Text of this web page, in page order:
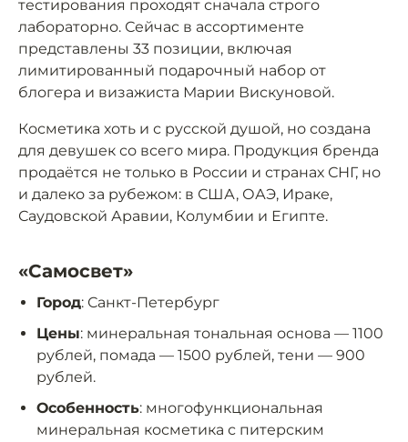
тестирования проходят сначала строго
лабораторно. Сейчас в ассортименте
представлены 33 позиции, включая
лимитированный подарочный набор от
блогера и визажиста Марии Вискуновой.
Косметика хоть и с русской душой, но создана
для девушек со всего мира. Продукция бренда
продаётся не только в России и странах СНГ, но
и далеко за рубежом: в США, ОАЭ, Ираке,
Саудовской Аравии, Колумбии и Египте.
«Самосвет»
Город: Санкт-Петербург
Цены: минеральная тональная основа — 1100
рублей, помада — 1500 рублей, тени — 900
рублей.
Особенность: многофункциональная
минеральная косметика с питерским